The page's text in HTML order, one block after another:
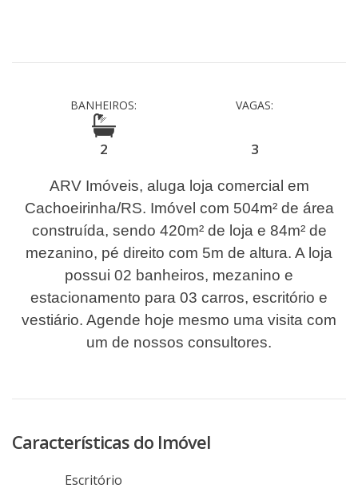
BANHEIROS:
2
VAGAS:
3
ARV Imóveis, aluga loja comercial em
Cachoeirinha/RS. Imóvel com 504m² de área
construída, sendo 420m² de loja e 84m² de
mezanino, pé direito com 5m de altura. A loja
possui 02 banheiros, mezanino e
estacionamento para 03 carros, escritório e
vestiário. Agende hoje mesmo uma visita com
um de nossos consultores.
Características do Imóvel
Escritório